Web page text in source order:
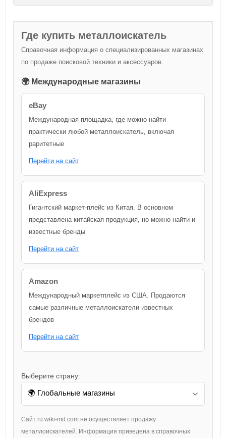
Где купить металлоискатель
Справочная информация о специализированных магазинах
по продаже поисковой техники и аксессуаров.
🌍 Международные магазины
eBay
Международная площадка, где можно найти
практически любой металлоискатель, включая
раритетные
Перейти на сайт
AliExpress
Гигантский маркет-плейс из Китая. В основном
представлена китайская продукция, но можно найти и
известные бренды
Перейти на сайт
Amazon
Международный маркетплейс из США. Продаются
самые различные металлоискатели известных
брендов
Перейти на сайт
Выберите страну:
Сайт ru.wiki-md.com не осуществляет продажу
металлоискателей. Информация приведена в справочных